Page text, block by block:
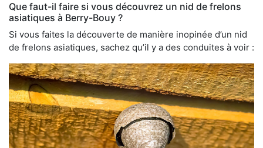
Que faut-il faire si vous découvrez un nid de frelons
asiatiques à Berry-Bouy ?
Si vous faites la découverte de manière inopinée d’un nid
de frelons asiatiques, sachez qu’il y a des conduites à voir :